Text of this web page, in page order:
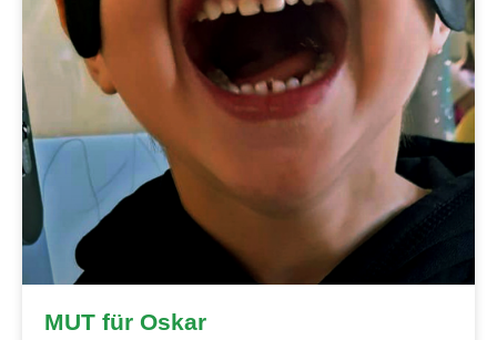
MUT für Oskar